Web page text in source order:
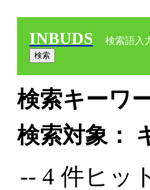
INBUDS 検索語入
検索キーワ
検索対象：
-- 4 件ヒッ